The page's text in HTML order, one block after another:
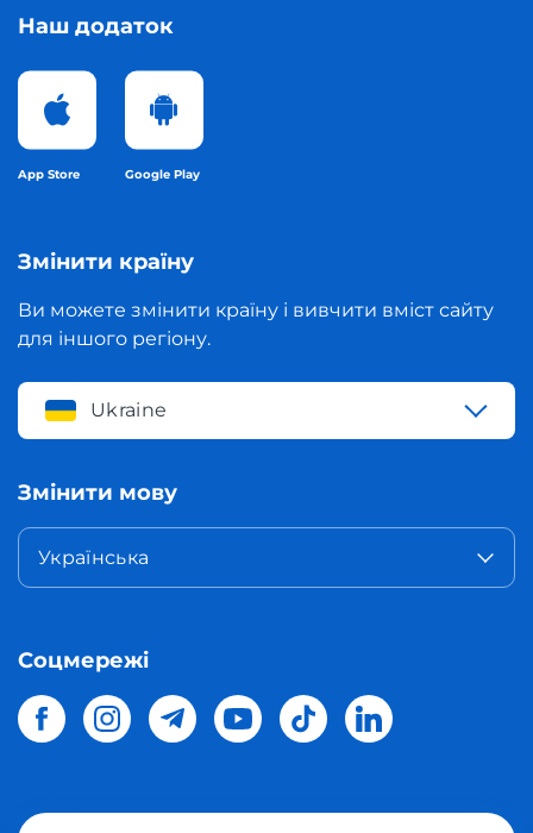
Наш додаток
App Store Google Play
Змінити країну
Ви можете змінити країну і вивчити вміст сайту
для іншого регіону.
Ukraine
Змінити мову
Українська
Соцмережі